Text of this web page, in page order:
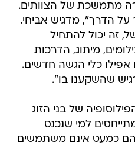
מתמשכת של הצוותים.
על הדרך", מדגיש אביחי.
זה יכול להתחיל
מיתוג, הדרכות
אפילו כלי הגשה חדשים.
שהשקענו בו".
של בני הזוג
למי שנכנס
כמעט אינם משתמשים